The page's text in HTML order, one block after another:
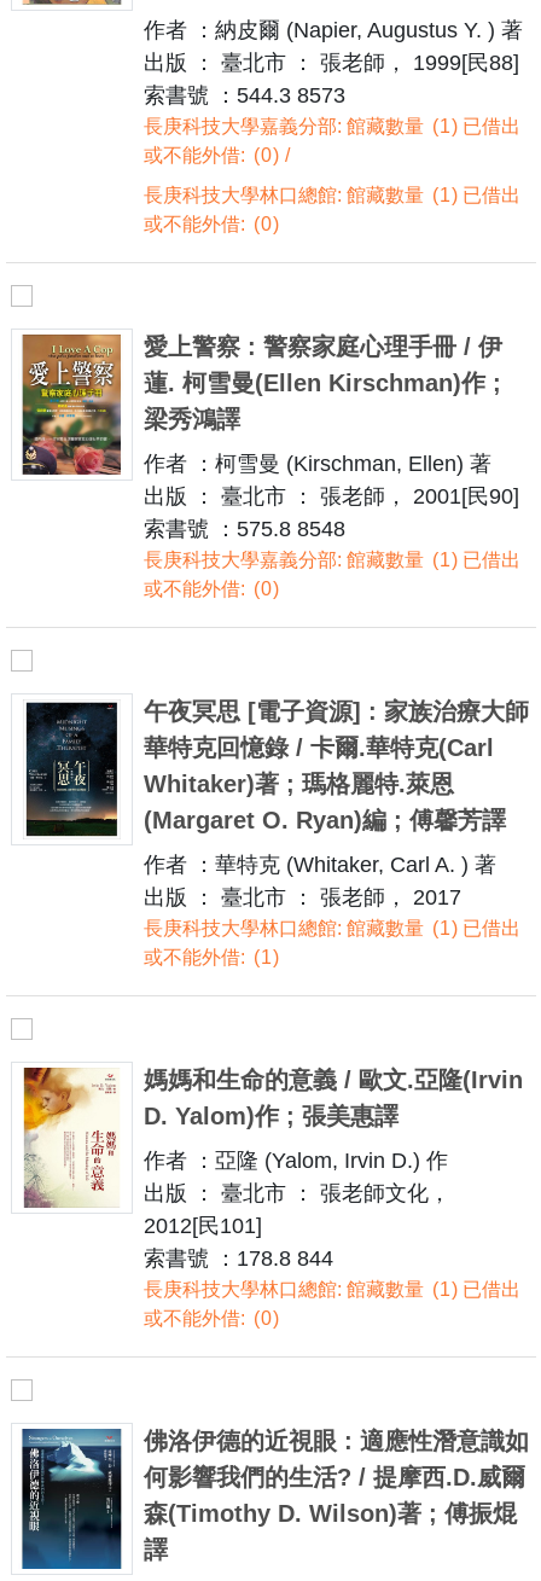
作者 ：納皮爾 (Napier, Augustus Y. ) 著
出版 ： 臺北市 ： 張老師， 1999[民88]
索書號 ：544.3 8573
長庚科技大學嘉義分部: 館藏數量 1 已借出
或不能外借:
0
長庚科技大學林口總館: 館藏數量
1 已借出
或不能外借:
0
愛上警察 : 警察家庭心理手冊 / 伊
蓮. 柯雪曼(Ellen Kirschman)作 ;
梁秀鴻譯
作者 ：柯雪曼 (Kirschman, Ellen) 著
出版 ： 臺北市 ： 張老師， 2001[民90]
索書號 ：575.8 8548
長庚科技大學嘉義分部: 館藏數量 1 已借出
或不能外借:
0
午夜冥思 [電子資源] : 家族治療大師
華特克回憶錄 / 卡爾.華特克(Carl
Whitaker)著 ; 瑪格麗特.萊恩
(Margaret O. Ryan)編 ; 傅馨芳譯
作者 ：華特克 (Whitaker, Carl A. ) 著
出版 ： 臺北市 ： 張老師， 2017
長庚科技大學林口總館: 館藏數量 1 已借出
或不能外借:
1
媽媽和生命的意義 / 歐文.亞隆(Irvin
D. Yalom)作 ; 張美惠譯
作者 ：亞隆 (Yalom, Irvin D.) 作
出版 ： 臺北市 ： 張老師文化，
2012[民101]
索書號 ：178.8 844
長庚科技大學林口總館: 館藏數量 1 已借出
或不能外借:
0
佛洛伊德的近視眼 : 適應性潛意識如
何影響我們的生活? / 提摩西.D.威爾
森(Timothy D. Wilson)著 ; 傅振焜
譯